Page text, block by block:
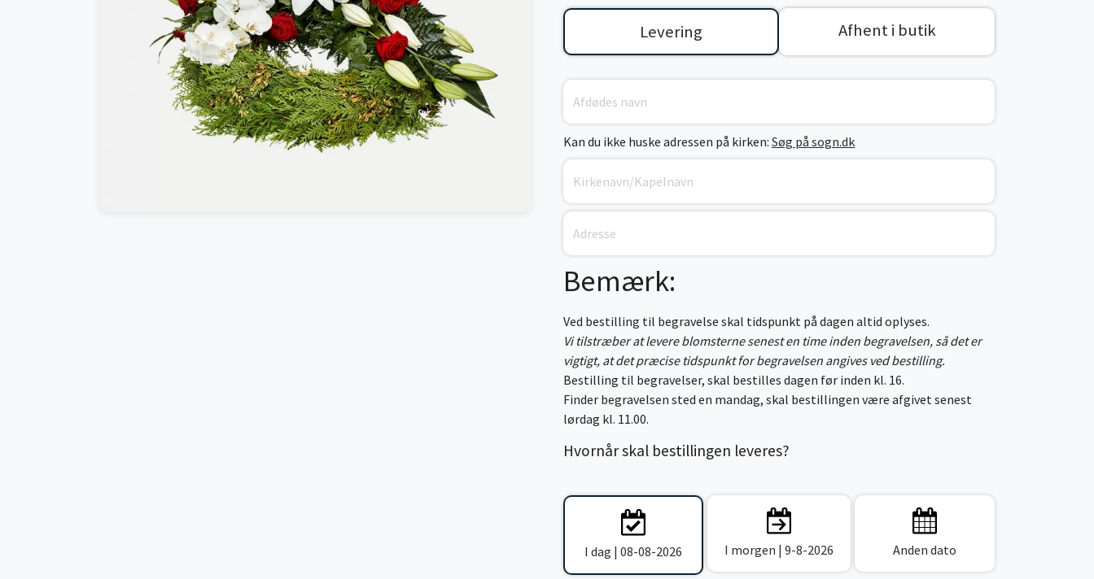
Levering Afhent i butik
Kan du ikke huske adressen på kirken: Søg på sogn.dk
Bemærk:
Ved bestilling til begravelse skal tidspunkt på dagen altid oplyses.
Vi tilstræber at levere blomsterne senest en time inden begravelsen, så det er
vigtigt, at det præcise tidspunkt for begravelsen angives ved bestilling.
Bestilling til begravelser, skal bestilles dagen før inden kl. 16.
Finder begravelsen sted en mandag, skal bestillingen være afgivet senest
lørdag kl. 11.00.
Hvornår skal bestillingen leveres?
I dag | 08-08-2026 I morgen | 9-8-2026 Anden dato